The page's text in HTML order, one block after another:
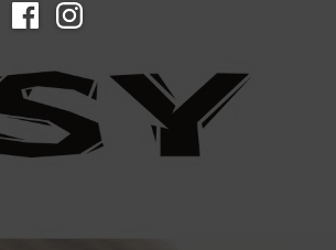
FacebookInstagram